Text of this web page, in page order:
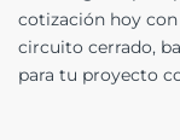
cotización hoy
circuito cerrado,
para tu proyecto